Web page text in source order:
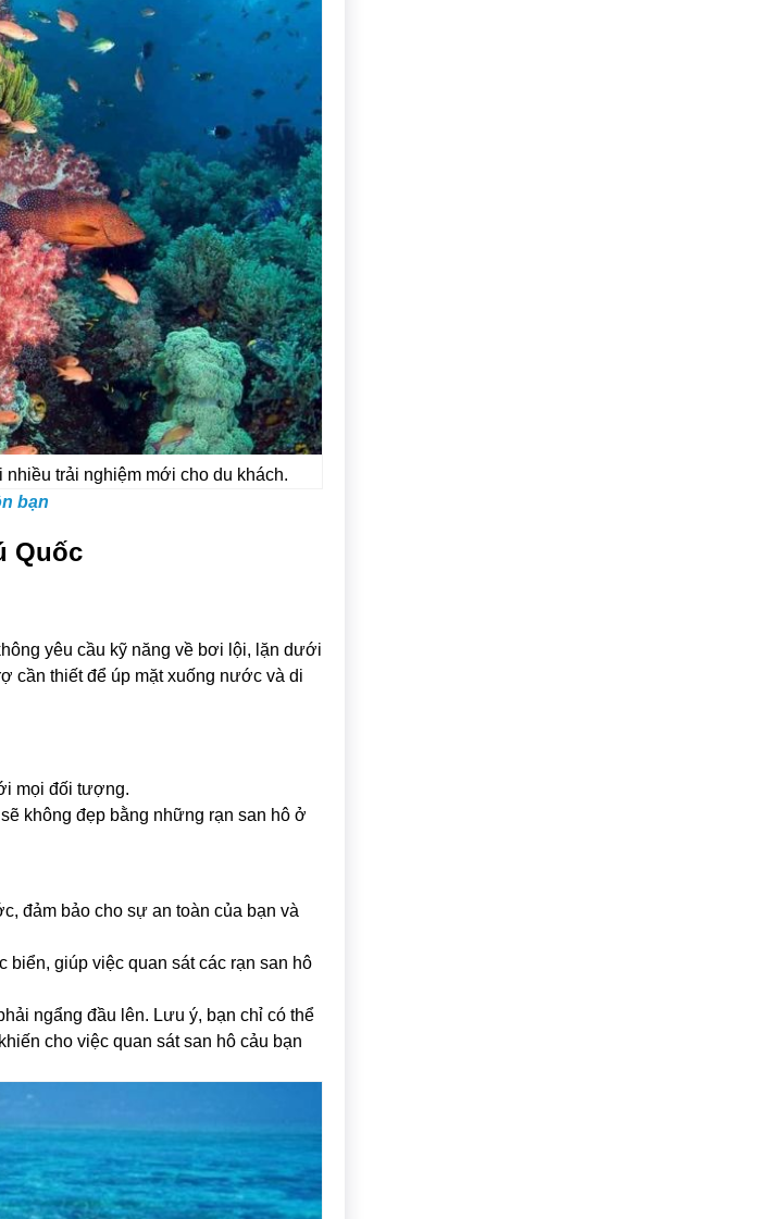
trải nghiệm mới cho du khách.
bạn
Quốc
yêu cầu kỹ năng về bơi lội, lặn dưới
cần thiết để úp mặt xuống nước và di
mọi đối tượng.
không đẹp bằng những rạn san hô ở
đảm bảo cho sự an toàn của bạn và
biển, giúp việc quan sát các rạn san hô
ngẩng đầu lên. Lưu ý, bạn chỉ có thể
cho việc quan sát san hô cảu bạn